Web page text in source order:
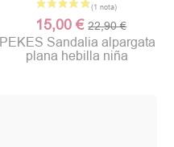
15,00 € 22,90 €
PEKES Sandalia alpargata
plana hebilla niña